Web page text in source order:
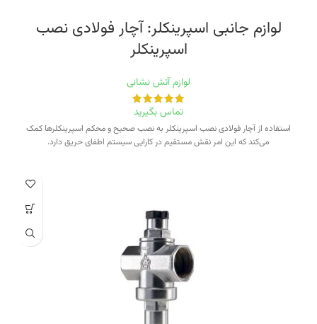
لوازم جانبی اسپرینکلر: آچار فولادی نصب
اسپرینکلر
لوازم آتش نشانی
تماس بگیرید
استفاده از آچار فولادی نصب اسپرینکلر به نصب صحیح و محکم اسپرینکلرها کمک
می‌کند که این امر نقش مستقیم در کارایی سیستم اطفای حریق دارد.